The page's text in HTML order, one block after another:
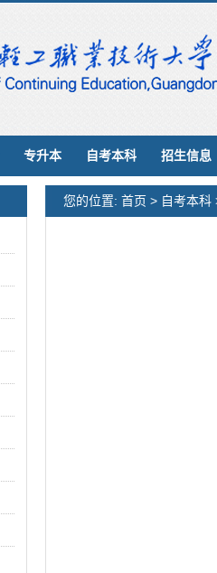
专升本 自考本科 招生信息
您的位置: 首页 > 自考本科